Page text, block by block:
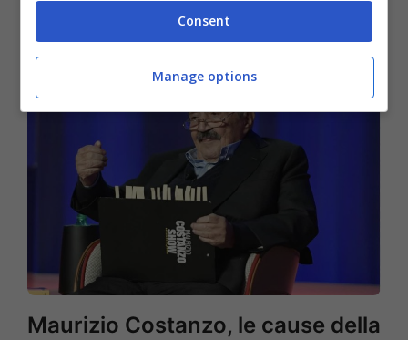
Maurizio Costanzo, le cause della
Consent
Manage options